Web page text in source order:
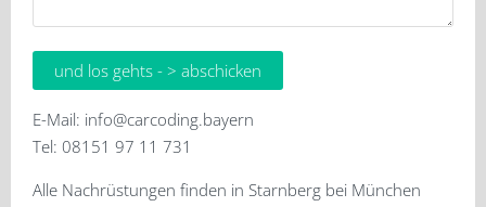
E-Mail: info@carcoding.bayern
Tel: 08151 97 11 731
Alle Nachrüstungen finden in Starnberg bei München